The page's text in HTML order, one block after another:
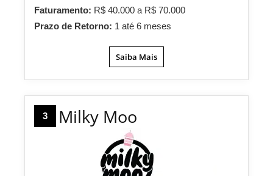
Faturamento: R$ 40.000 a R$ 70.000
Prazo de Retorno: 1 até 6 meses
Saiba Mais
3 Milky Moo